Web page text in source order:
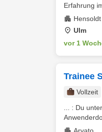
Erfahrung
Hensoldt
Ulm
vor 1
Trainee
Vollzeit
... : Du